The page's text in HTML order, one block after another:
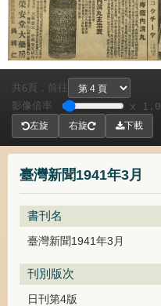
臺灣新聞1941年3月
書刊名
臺灣新聞1941年3月
刊別版次
日刊第4版
共 6頁， 前往
影像倍率
x 1.0
左旋 右旋 下載